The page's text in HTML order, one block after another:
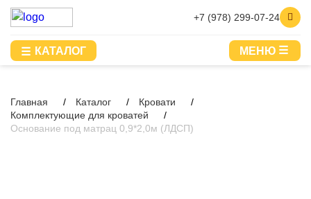
+7 (978) 299-07-24
КАТАЛОГ МЕНЮ
Главная Каталог
Кровати
Комплектующие для кроватей
Основание под матрац 0,9*2,0м (ЛДСП)